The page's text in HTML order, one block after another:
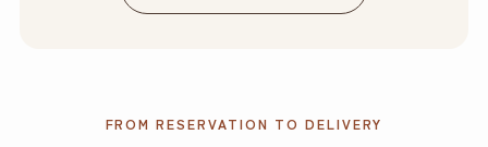
FROM RESERVATION TO DELIVERY